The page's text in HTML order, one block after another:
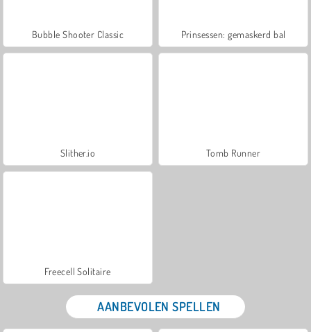
Bubble Shooter Classic Prinsessen: gemaskerd bal
Slither.io Tomb Runner
Freecell Solitaire
AANBEVOLEN SPELLEN